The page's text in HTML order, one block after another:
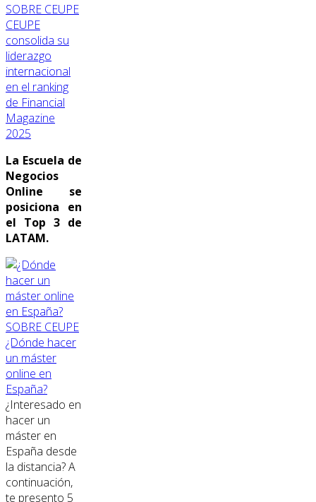
SOBRE CEUPE
CEUPE
consolida su
liderazgo
internacional
en el ranking
de Financial
Magazine
2025
La Escuela de
Negocios
Online se
posiciona en
el Top 3 de
LATAM.
SOBRE CEUPE
¿Dónde hacer
un máster
online en
España?
¿Interesado en
hacer un
máster en
España desde
la distancia? A
continuación,
te presento 5